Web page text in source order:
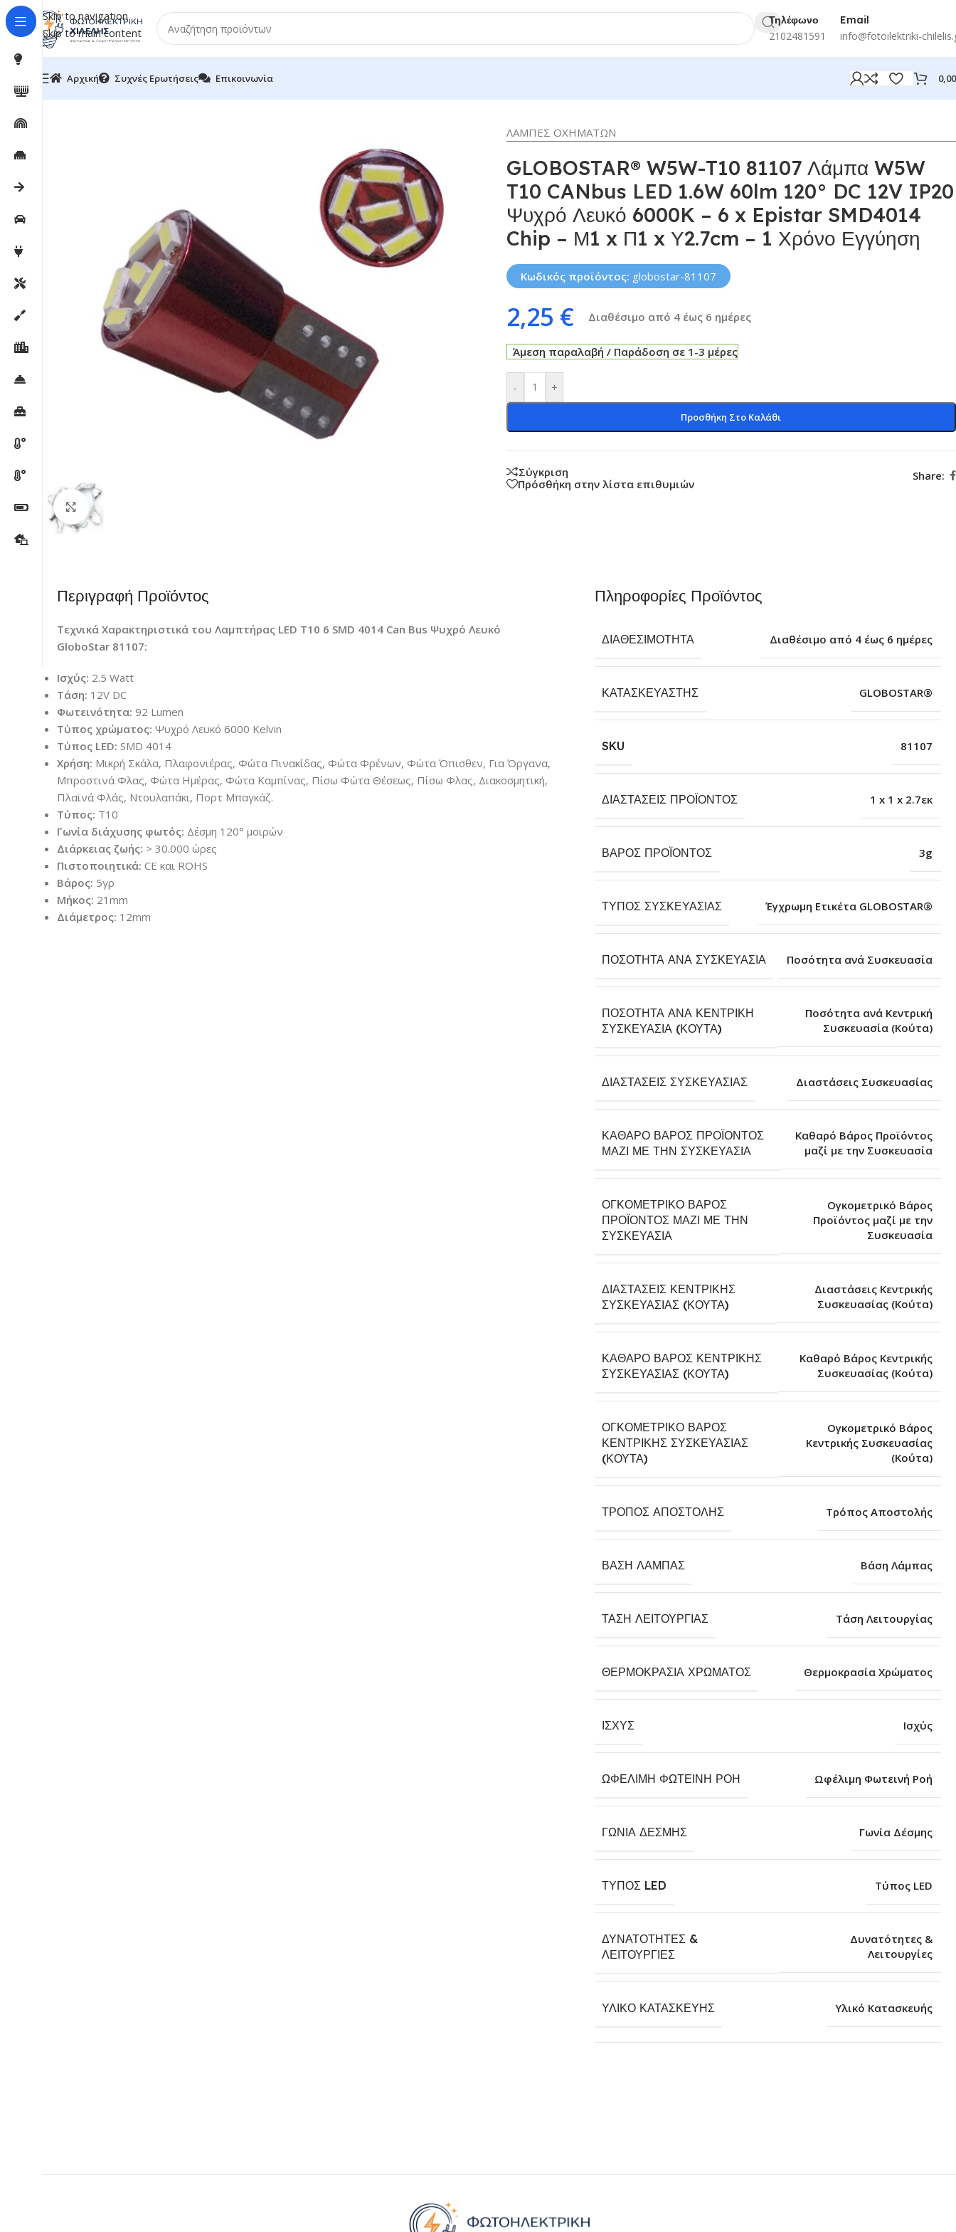
Skip to navigation
Skip to main content
Τηλέφωνο
2102481591
Email
info@fotoilektriki-
Αρχική Συχνές Ερωτήσεις Επικοινωνία
Κλικ για μεγέθυνση
ΛΑΜΠΕΣ ΟΧΗΜΑΤΩΝ
GLOBOSTAR® W5W-T10 81107 Λάμπα W5W
T10 CANbus LED 1.6W 60lm 120° DC 12V IP20
Ψυχρό Λευκό 6000K – 6 x Epistar SMD4014
Chip – Μ1 x Π1 x Υ2.7cm – 1 Χρόνο Εγγύηση
Κωδικός προϊόντος: globostar-81107
2,25 € Διαθέσιμο από 4 έως 6 ημέρες
Άμεση παραλαβή / Παράδοση σε 1-3 μέρες
- +
Προσθήκη Στο Καλάθι
Σύγκριση
Πρόσθήκη στην λίστα επιθυμιών
Share:
Περιγραφή Προϊόντος
Τεχνικά Χαρακτηριστικά του Λαμπτήρας LED T10 6 SMD 4014 Can Bus Ψυχρό Λευκό
GloboStar 81107:
Ισχύς: 2.5 Watt
Τάση: 12V DC
Φωτεινότητα: 92 Lumen
Τύπος χρώματος: Ψυχρό Λευκό 6000 Κelvin
Τύπος LED: SMD 4014
Χρήση: Μικρή Σκάλα, Πλαφονιέρας, Φώτα Πινακίδας, Φώτα Φρένων, Φώτα Όπισθεν, Για Όργανα,
Μπροστινά Φλας, Φώτα Ημέρας, Φώτα Καμπίνας, Πίσω Φώτα Θέσεως, Πίσω Φλας, Διακοσμητική,
Πλαϊνά Φλάς, Ντουλαπάκι, Πορτ Μπαγκάζ.
Τύπος: T10
Γωνία διάχυσης φωτός: Δέσμη 120° μοιρών
Διάρκειας ζωής: > 30.000 ώρες
Πιστοποιητικά: CE και ROHS
Βάρος: 5γρ
Μήκος: 21mm
Διάμετρος: 12mm
Πληροφορίες Προϊόντος
ΔΙΑΘΕΣΙΜΌΤΗΤΑ Διαθέσιμο από 4 έως 6 ημέρες
ΚΑΤΑΣΚΕΥΑΣΤΉΣ GLOBOSTAR®
SKU 81107
ΔΙΑΣΤΆΣΕΙΣ ΠΡΟΪΌΝΤΟΣ 1 x 1 x 2.7εκ
ΒΆΡΟΣ ΠΡΟΪΌΝΤΟΣ 3g
ΤΎΠΟΣ ΣΥΣΚΕΥΑΣΊΑΣ Έγχρωμη Ετικέτα GLOBOSTAR®
ΠΟΣΌΤΗΤΑ ΑΝΆ ΣΥΣΚΕΥΑΣΊΑ Ποσότητα ανά Συσκευασία
ΠΟΣΌΤΗΤΑ ΑΝΆ ΚΕΝΤΡΙΚΉ
ΣΥΣΚΕΥΑΣΊΑ (ΚΟΎΤΑ)
Ποσότητα ανά Κεντρική
Συσκευασία (Κούτα)
ΔΙΑΣΤΆΣΕΙΣ ΣΥΣΚΕΥΑΣΊΑΣ Διαστάσεις Συσκευασίας
ΚΑΘΑΡΌ ΒΆΡΟΣ ΠΡΟΪΌΝΤΟΣ
ΜΑΖΊ ΜΕ ΤΗΝ ΣΥΣΚΕΥΑΣΊΑ
Καθαρό Βάρος Προϊόντος
μαζί με την Συσκευασία
ΟΓΚΟΜΕΤΡΙΚΌ ΒΆΡΟΣ
ΠΡΟΪΌΝΤΟΣ ΜΑΖΊ ΜΕ ΤΗΝ
ΣΥΣΚΕΥΑΣΊΑ
Ογκομετρικό Βάρος
Προϊόντος μαζί με την
Συσκευασία
ΔΙΑΣΤΆΣΕΙΣ ΚΕΝΤΡΙΚΉΣ
ΣΥΣΚΕΥΑΣΊΑΣ (ΚΟΎΤΑ)
Διαστάσεις Κεντρικής
Συσκευασίας (Κούτα)
ΚΑΘΑΡΌ ΒΆΡΟΣ ΚΕΝΤΡΙΚΉΣ
ΣΥΣΚΕΥΑΣΊΑΣ (ΚΟΎΤΑ)
Καθαρό Βάρος Κεντρικής
Συσκευασίας (Κούτα)
ΟΓΚΟΜΕΤΡΙΚΌ ΒΆΡΟΣ
ΚΕΝΤΡΙΚΉΣ ΣΥΣΚΕΥΑΣΊΑΣ
(ΚΟΎΤΑ)
Ογκομετρικό Βάρος
Κεντρικής Συσκευασίας
(Κούτα)
ΤΡΌΠΟΣ ΑΠΟΣΤΟΛΉΣ Τρόπος Αποστολής
ΒΆΣΗ ΛΆΜΠΑΣ Βάση Λάμπας
ΤΆΣΗ ΛΕΙΤΟΥΡΓΊΑΣ Τάση Λειτουργίας
ΘΕΡΜΟΚΡΑΣΊΑ ΧΡΏΜΑΤΟΣ Θερμοκρασία Χρώματος
ΙΣΧΎΣ Ισχύς
ΩΦΈΛΙΜΗ ΦΩΤΕΙΝΉ ΡΟΉ Ωφέλιμη Φωτεινή Ροή
ΓΩΝΊΑ ΔΈΣΜΗΣ Γωνία Δέσμης
ΤΎΠΟΣ LED Τύπος LED
ΔΥΝΑΤΌΤΗΤΕΣ &
ΛΕΙΤΟΥΡΓΊΕΣ
Δυνατότητες &
Λειτουργίες
ΥΛΙΚΌ ΚΑΤΑΣΚΕΥΉΣ Υλικό Κατασκευής